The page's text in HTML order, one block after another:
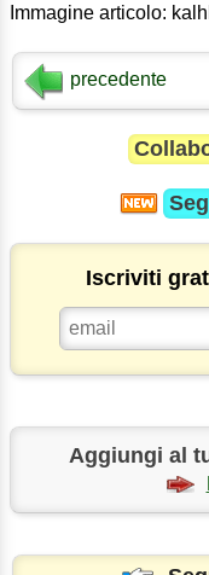
Immagine articolo:
precedente
Iscriviti
Aggiungi al